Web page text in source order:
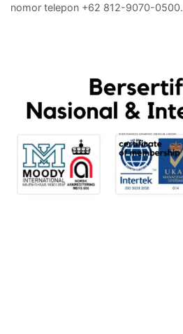
nomor telepon +62 812-9070-0500.